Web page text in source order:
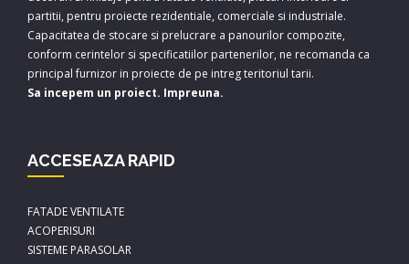
partitii, pentru proiecte rezidentiale, comerciale si industriale.
Capacitatea de stocare si prelucrare a panourilor compozite,
conform cerintelor si specificatiilor partenerilor, ne recomanda ca
principal furnizor in proiecte de pe intreg teritoriul tarii.
Sa incepem un proiect. Impreuna.
ACCESEAZA RAPID
FATADE VENTILATE
ACOPERISURI
SISTEME PARASOLAR